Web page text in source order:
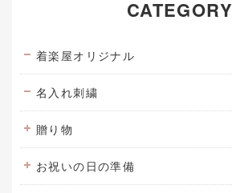
CATEGORY
着楽屋オリジナル
名入れ刺繍
贈り物
お祝いの日の準備